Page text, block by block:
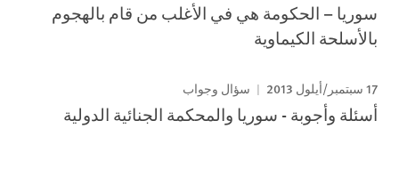
سوريا – الحكومة هي في الأغلب من قام بالهجوم
بالأسلحة الكيماوية
17 سبتمبر/أيلول 2013 سؤال وجواب
أسئلة وأجوبة - سوريا والمحكمة الجنائية الدولية